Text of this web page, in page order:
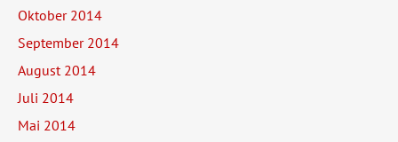
Oktober 2014
September 2014
August 2014
Juli 2014
Mai 2014